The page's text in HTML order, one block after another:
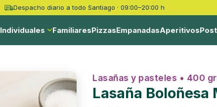
Despacho diario a todo Santiago · 09:00–20:00 h
Individuales FamiliaresPizzasEmpanadasAperitivos
Lasañas y pasteles • 400
Lasaña Boloñesa